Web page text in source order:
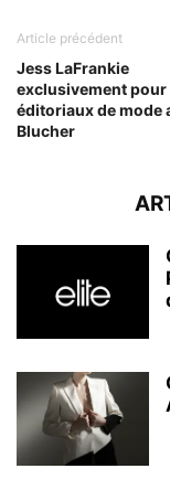
Article précédent
Jess LaFrankie
exclusivement pour
éditoriaux de mode
Blucher